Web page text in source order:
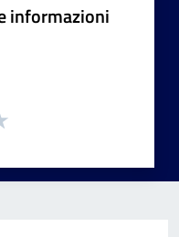
informazioni